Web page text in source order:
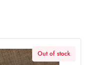
Out of stock